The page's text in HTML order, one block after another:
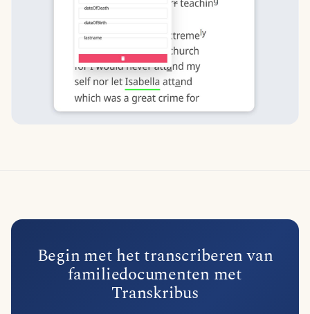
Begin met het transcriberen van
familiedocumenten met
Transkribus